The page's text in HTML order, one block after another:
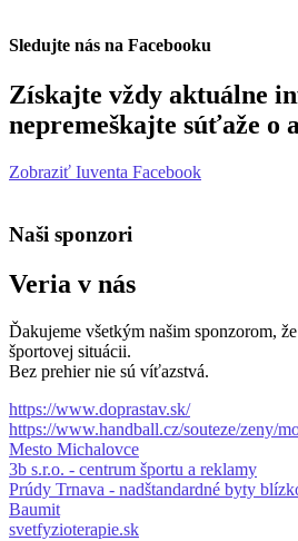
Sledujte nás na Facebooku
Získajte vždy aktuálne
nepremeškajte súťaže o
Zobraziť Iuventa Facebook
Naši sponzori
Veria v nás
Ďakujeme všetkým našim sponzorom,
športovej situácii.
Bez prehier nie sú víťazstvá.
https://www.doprastav.sk/
https://www.handball.cz/souteze/zeny/
Mesto Michalovce
3b s.r.o. - centrum športu a reklamy
Prúdy Trnava - nadštandardné byty
Baumit
svetfyzioterapie.sk